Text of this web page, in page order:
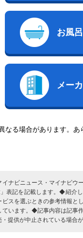
お風呂
メー
る場合があります。あ
ナビニュース・マイナビウ
表記を記載します。◆紹介
スを選ぶときの参考情報
います。◆記事内容は記事
提供が中止されている場合が